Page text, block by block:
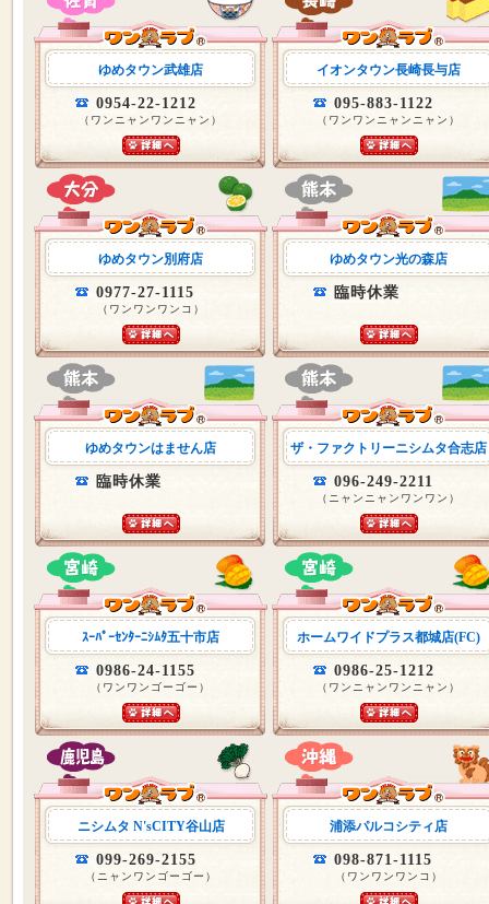
ゆめタウン武雄店
0954-22-1212
（ワンニャンワンニャン）
イオンタウン長崎長与店
095-883-1122
（ワンワンニャンニャン）
ゆめタウン別府店
0977-27-1115
（ワンワンワンコ）
ゆめタウン光の森店
臨時休業
ゆめタウンはません店
臨時休業
ザ・ファクトリーニシムタ合志店
096-249-2211
（ニャンニャンワンワン）
ｽｰﾊﾟｰｾﾝﾀｰﾆｼﾑﾀ五十市店
0986-24-1155
（ワンワンゴーゴー）
ホームワイドプラス都城店(FC)
0986-25-1212
（ワンニャンワンニャン）
ニシムタ N'sCITY谷山店
099-269-2155
（ニャンワンゴーゴー）
浦添パルコシティ店
098-871-1115
（ワンワンワンコ）